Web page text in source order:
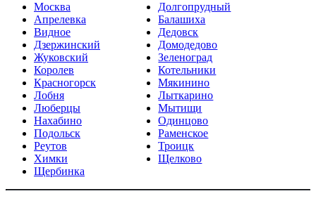
Москва
Долгопрудный
Апрелевка
Балашиха
Видное
Дедовск
Дзержинский
Домодедово
Жуковский
Зеленоград
Королев
Котельники
Красногорск
Мякинино
Лобня
Лыткарино
Люберцы
Мытищи
Нахабино
Одинцово
Подольск
Раменское
Реутов
Троицк
Химки
Щелково
Щербинка